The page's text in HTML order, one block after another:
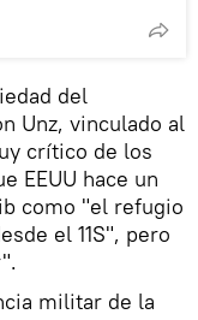
del
Unz, vinculado al
crítico de los
EEUU hace un
como "el refugio
el 11S", pero
militar de la